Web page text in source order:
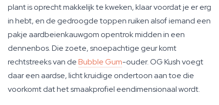
plant is oprecht makkelijk te kweken, klaar voordat je er erg
in hebt, en de gedroogde toppen ruiken alsof iemand een
pakje aardbeienkauwgom opentrok midden in een
dennenbos. Die zoete, snoepachtige geur komt
rechtstreeks van deBubble Gum-ouder. OG Kush voegt
daar een aardse, licht kruidige ondertoon aan toe die
voorkomt dat het smaakprofiel eendimensionaal wordt.